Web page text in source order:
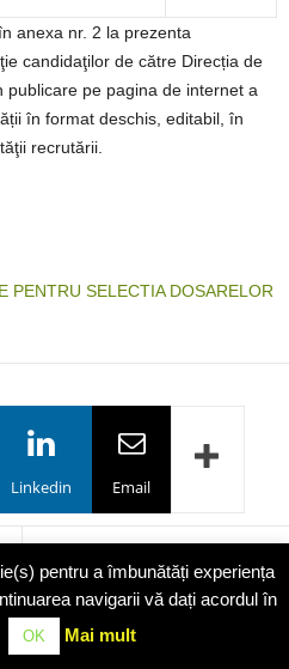
anexa nr. 2 la prezenta
candidaţilor de către Direcția de
publicare pe pagina de internet a
în format deschis, editabil, în
recrutării.
PENTRU SELECTIA DOSARELOR
Linkedin Email
Next article
Carnete de rezident
pentru a îmbunătăți experiența
navigarii vă dați acordul în
OK Mai mult